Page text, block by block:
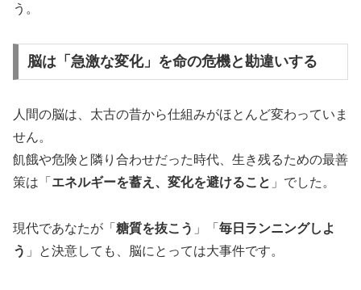
う。
脳は「急激な変化」を命の危機と勘違いする
人間の脳は、太古の昔から仕組みがほとんど変わっていま
せん。
飢餓や危険と隣り合わせだった時代、生き残るための最善
策は「 エネルギーを蓄え、変化を避けること 」でした。
現代であなたが「 糖質を抜こう 」「 毎日ランニングしよ
う 」と決意しても、脳にとっては大事件です。